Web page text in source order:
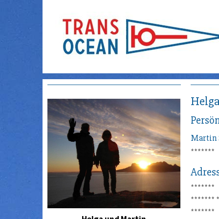
Martin
*******
*******
*******
*******